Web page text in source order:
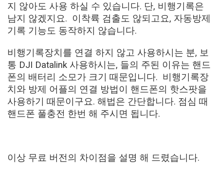
지 않아도 사용 하실 수 있습니다. 단, 비행기록은
남지 않겠지요. 이착륙 검출도 않되고요, 자동방제
기록 기능도 동작하지 않습니다.
비행기록장치를 연결 하지 않고 사용하시는 분, 보
통 DJI Datalink 사용하시는, 들의 주된 이유는 핸드
폰의 배터리 소모가 크기 때문입니다. 비행기록장
치와 방제 어플의 연결 방법이 핸드폰의 핫스팟을
사용하기 때문이구요. 해법은 간단합니다. 점심 때
핸드폰 풀충전 한번 해 주시면 됩니다.
이상 무료 버전의 차이점을 설명 해 드렸습니다.